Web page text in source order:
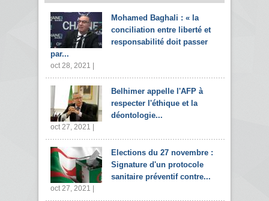
Mohamed Baghali : « la
conciliation entre liberté et
responsabilité doit passer
par...
oct 28, 2021 |
Belhimer appelle l'AFP à
respecter l'éthique et la
déontologie...
oct 27, 2021 |
Elections du 27 novembre :
Signature d'un protocole
sanitaire préventif contre...
oct 27, 2021 |